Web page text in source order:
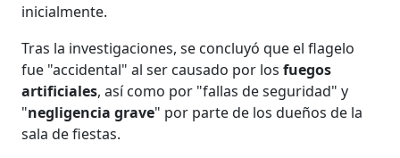
inicialmente.
Tras la investigaciones, se concluyó que el flagelo
fue "accidental" al ser causado por losfuegos
artificiales, así como por "fallas de seguridad" y
"negligencia grave" por parte de los dueños de la
sala de fiestas.